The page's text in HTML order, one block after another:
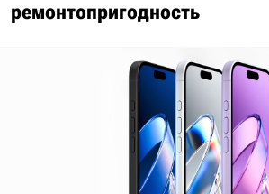
ремонтопригодность